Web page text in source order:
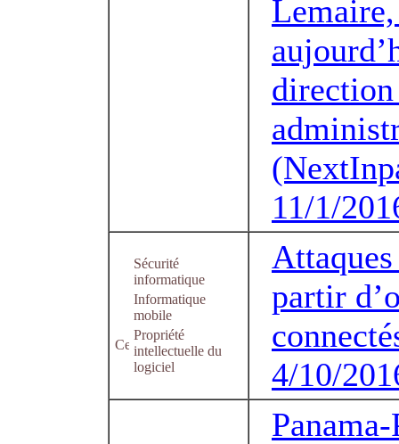
11/1/
Sécurité
informatique
Informatique
mobile
Propriété
intellectuelle du
logiciel
partir
4/10/